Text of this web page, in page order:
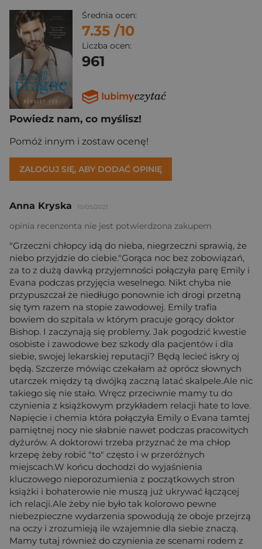
Średnia ocen:
7.35 /10
Liczba ocen:
961
Powiedz nam, co myślisz!
Pomóż innym i zostaw ocenę!
ZALOGUJ SIĘ, ABY DODAĆ OPINIĘ
Anna Kryska 10/05/2021
opinia recenzenta nie jest potwierdzona zakupem
"Grzeczni chłopcy idą do nieba, niegrzeczni sprawią, że
niebo przyjdzie do ciebie."Gorąca noc bez zobowiązań,
za to z dużą dawką przyjemności połączyła parę Emily i
Evana podczas przyjęcia weselnego. Nikt chyba nie
przypuszczał że niedługo ponownie ich drogi przetną
się tym razem na stopie zawodowej. Emily trafia
bowiem do szpitala w którym pracuje gorący doktor
Bishop. I zaczynają się problemy. Jak pogodzić kwestie
osobiste i zawodowe bez szkody dla pacjentów i dla
siebie, swojej lekarskiej reputacji? Będą lecieć iskry oj
będą. Szczerze mówiąc czekałam aż oprócz słownych
utarczek między tą dwójką zaczną latać skalpele.Ale nic
takiego się nie stało. Wręcz przeciwnie mamy tu do
czynienia z książkowym przykładem relacji hate to love.
Napięcie i chemia która połączyła Emily o Evana tamtej
pamiętnej nocy nie słabnie nawet podczas pracowitych
dyżurów. A doktorowi trzeba przyznać że ma chłop
krzepę żeby robić "to" często i w przeróżnych
miejscach.W końcu dochodzi do wyjaśnienia
kluczowego nieporozumienia z początkowych stron
książki i bohaterowie nie muszą już ukrywać łączącej
ich relacji.Ale żeby nie było tak kolorowo pewne
niebezpieczne wydarzenia spowodują że oboje przejrzą
na oczy i zrozumieją ile wzajemnie dla siebie znaczą.
Mamy tutaj również do czynienia ze scenami rodem z